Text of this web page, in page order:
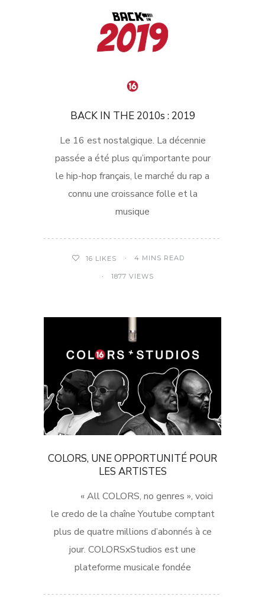
BACK IN THE 2010s : 2019
Le 16 est nostalgique. La décennie
passée a été plus qu’importante pour
le hip-hop français, le marché du rap a
connu une croissance folle et la
musique
16 LIKES 4 MINS READ
1877 VIEWS
COLORS, UNE OPPORTUNITÉ POUR
LES ARTISTES
« All COLORS, no genres », voici
le credo de la chaîne Youtube comptant
plus de quatre millions d’abonnés à ce
jour. COLORSxStudios est une
plateforme musicale fondée